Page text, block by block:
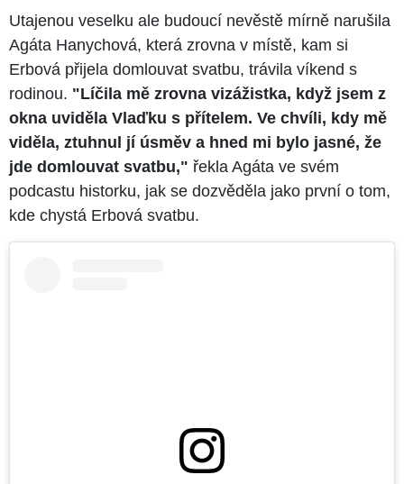
Utajenou veselku ale budoucí nevěstě mírně narušila
Agáta Hanychová, která zrovna v místě, kam si
Erbová přijela domlouvat svatbu, trávila víkend s
rodinou. "Líčila mě zrovna vizážistka, když jsem z
okna uviděla Vlaďku s přítelem. Ve chvíli, kdy mě
viděla, ztuhnul jí úsměv a hned mi bylo jasné, že
jde domlouvat svatbu," řekla Agáta ve svém
podcastu historku, jak se dozvěděla jako první o tom,
kde chystá Erbová svatbu.